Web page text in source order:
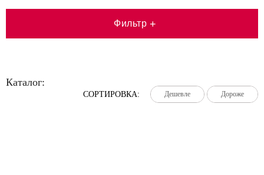
Фильтр +
Каталог:
СОРТИРОВКА: Дешевле
Дешевле
Дешевле Дороже
Дороже
Дороже